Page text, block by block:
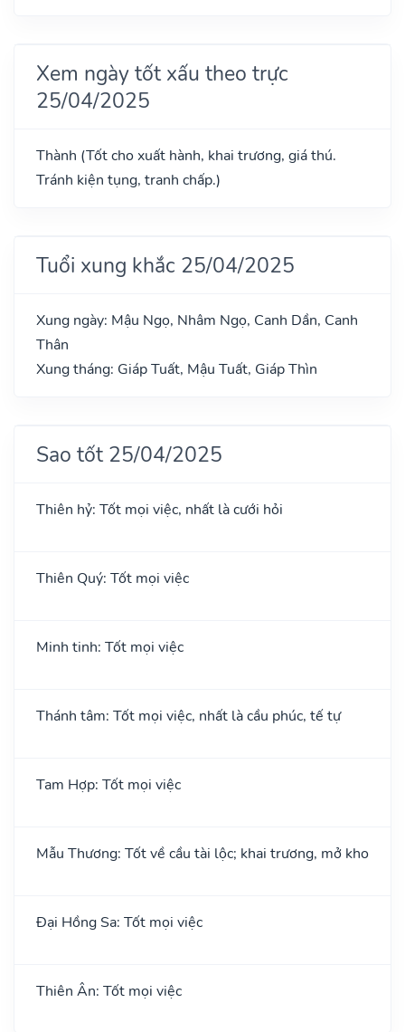
Xem ngày tốt xấu theo trực
25/04/2025
Thành (Tốt cho xuất hành, khai trương, giá thú.
Tránh kiện tụng, tranh chấp.)
Tuổi xung khắc 25/04/2025
Xung ngày: Mậu Ngọ, Nhâm Ngọ, Canh Dần, Canh
Thân
Xung tháng: Giáp Tuất, Mậu Tuất, Giáp Thìn
Sao tốt 25/04/2025
Thiên hỷ: Tốt mọi việc, nhất là cưới hỏi
Thiên Quý: Tốt mọi việc
Minh tinh: Tốt mọi việc
Thánh tâm: Tốt mọi việc, nhất là cầu phúc, tế tự
Tam Hợp: Tốt mọi việc
Mẫu Thương: Tốt về cầu tài lộc; khai trương, mở kho
Đại Hồng Sa: Tốt mọi việc
Thiên Ân: Tốt mọi việc